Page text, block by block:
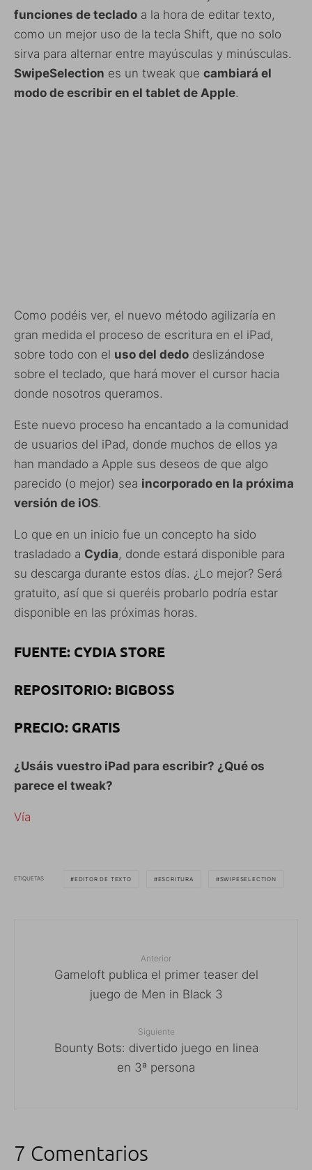
funciones de teclado a la hora de editar texto,
como un mejor uso de la tecla Shift, que no solo
sirva para alternar entre mayúsculas y minúsculas.
SwipeSelection es un tweak que cambiará el
modo de escribir en el tablet de Apple.
Como podéis ver, el nuevo método agilizaría en
gran medida el proceso de escritura en el iPad,
sobre todo con el uso del dedo deslizándose
sobre el teclado, que hará mover el cursor hacia
donde nosotros queramos.
Este nuevo proceso ha encantado a la comunidad
de usuarios del iPad, donde muchos de ellos ya
han mandado a Apple sus deseos de que algo
parecido (o mejor) sea incorporado en la próxima
versión de iOS.
Lo que en un inicio fue un concepto ha sido
trasladado a Cydia, donde estará disponible para
su descarga durante estos días. ¿Lo mejor? Será
gratuito, así que si queréis probarlo podría estar
disponible en las próximas horas.
FUENTE: CYDIA STORE
REPOSITORIO: BIGBOSS
PRECIO: GRATIS
¿Usáis vuestro iPad para escribir? ¿Qué os
parece el tweak?
Vía
ETIQUETAS EDITOR DE TEXTO ESCRITURA SWIPESELECTION
Anterior
Gameloft publica el primer teaser del
juego de Men in Black 3
Siguiente
Bounty Bots: divertido juego en linea
en 3ª persona
7 Comentarios